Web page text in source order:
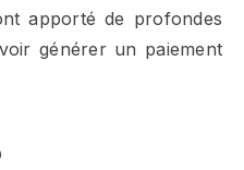
apporté de profondes
générer un paiement